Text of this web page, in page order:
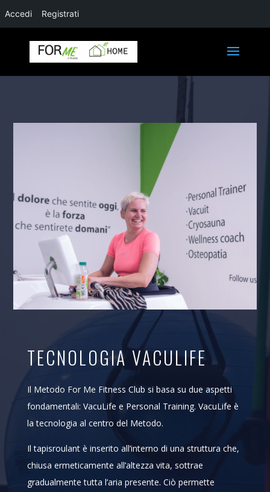
TECNOLOGIA VACULIFE
Il Metodo For Me Fitness Club si basa su due aspetti
fondamentali: VacuLife e Personal Training. VacuLife è
la tecnologia al centro del Metodo.
Il tapisroulant è inserito all’interno di una struttura che,
chiusa ermeticamente all’altezza vita, sottrae
gradualmente tutta l’aria presente. Ciò permette
Accedi Registrati